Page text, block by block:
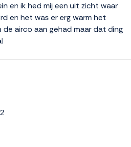
en ik hed mij een uit zicht waar
en het was er erg warm het
de airco aan gehad maar dat ding